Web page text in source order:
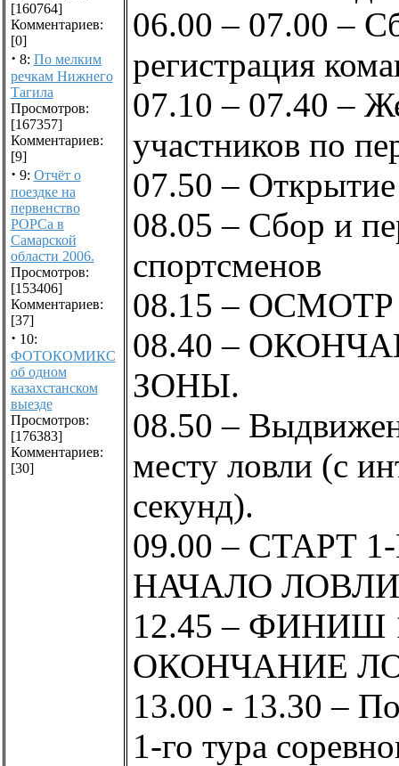
[160764]
Комментариев:
[0]
· 8: По мелким
речкам Нижнего
Тагила
Просмотров:
[167357]
Комментариев:
[9]
· 9: Отчёт о
поездке на
первенство
РОРСа в
Самарской
области 2006.
Просмотров:
[153406]
Комментариев:
[37]
· 10:
ФОТОКОМИКС
об одном
казахстанском
выезде
Просмотров:
[176383]
Комментариев:
[30]
06.00 – 07.00 –
регистрация
07.10 – 07.40 –
участников по
07.50 –
08.05 – Сбор и
спортсменов
08.15 –
08.40 –
ЗОНЫ.
08.50 –
месту ловли (с
секунд).
09.00 – СТАРТ
НАЧАЛО
12.45 – ФИНИШ
ОКОНЧАНИЕ
13.00 - 13.30 –
1-го тура